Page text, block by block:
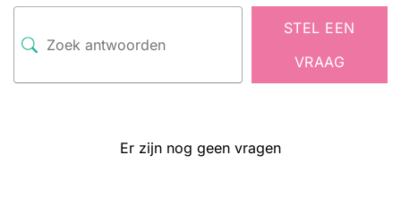
STEL EEN
VRAAG
Er zijn nog geen vragen